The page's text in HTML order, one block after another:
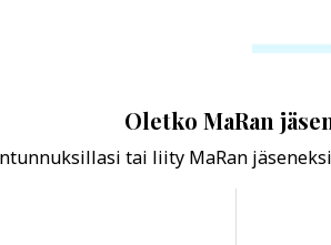
Oletko MaRan
tai liity MaRan